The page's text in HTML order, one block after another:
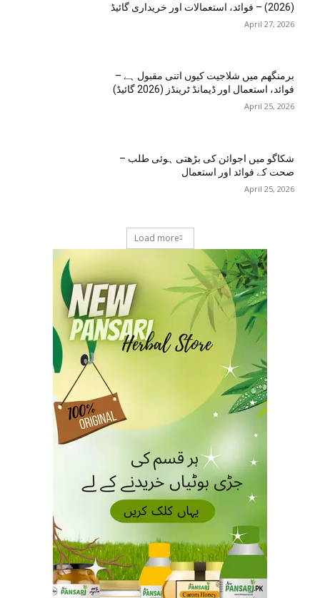
(2026) – فوائد، استعمالات اور خریداری گائیڈ
April 27, 2026
برمنگھم میں شلاجیت کیوں اتنی مقبول ہے –
فوائد، استعمال اور ڈیمانڈ ٹرینڈز (2026 گائیڈ)
April 25, 2026
شکاگو میں اجوائن کی بڑھتی ہوئی طلب –
صحت کے فوائد اور استعمال
April 25, 2026
Load more